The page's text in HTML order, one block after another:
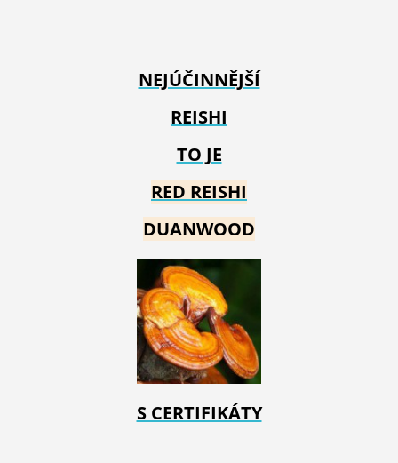
NEJÚČINNĚJŠÍ
REISHI
TO JE
RED REISHI
DUANWOOD
S CERTIFIKÁTY